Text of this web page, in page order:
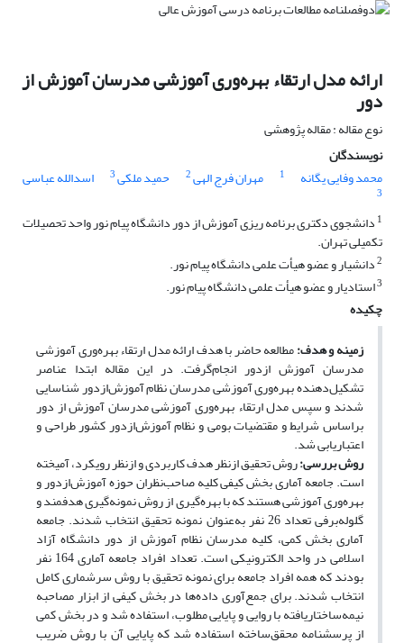
ارائه مدل ارتقاء بهره‌وری آموزشی مدرسان آموزش از
دور
نوع مقاله : مقاله پژوهشی
نویسندگان
محمد وفایی یگانه
1 مهران فرج الهی2 حمید ملکی3 اسدالله عباسی
3
1 دانشجوی دکتری برنامه ریزی آموزش از دور دانشگاه پیام نور واحد تحصیلات
تکمیلی تهران.
2دانشیار و عضو هیأت علمی دانشگاه پیام نور.
3استادیار و عضو هیأت علمی دانشگاه پیام نور.
چکیده
زمینه و هدف:مطالعه حاضر با هدف ارائه مدل ارتقاء بهره‌وری آموزشی
مدرسان آموزش ازدور انجام‌گرفت. در این مقاله ابتدا عناصر
تشکیل‌دهنده بهره‌وری آموزشی مدرسان نظام آموزش‌ازدور شناسایی
شدند و سپس مدل ارتقاء بهره‌وری آموزشی مدرسان آموزش از دور
براساس شرایط و مقتضیات بومی و نظام آموزش‌ازدور کشور طراحی و
اعتباریابی شد.
روش بررسی:روش تحقیق ازنظر هدف کاربردی و ازنظر رویکرد، آمیخته
است. جامعه آماری بخش کیفی کلیه صاحب‌نظران حوزه آموزش‌ازدور و
بهره‌وری آموزشی هستند که با بهره‌گیری از روش نمونه‌گیری هدفمند و
گلوله‌برفی تعداد 26 نفر به‌عنوان نمونه تحقیق انتخاب شدند. جامعه
آماری بخش کمی، کلیه مدرسان نظام آموزش از دور دانشگاه آزاد
اسلامی در واحد الکترونیکی است. تعداد افراد جامعه آماری 164 نفر
بودند که همه افراد جامعه برای نمونه تحقیق با روش سرشماری کامل
انتخاب شدند. برای جمع‌آوری داده‌ها در بخش کیفی از ابزار مصاحبه
نیمه‌ساختاریافته با روایی و پایایی مطلوب، استفاده شد و در بخش کمی
از پرسشنامه محقق‌ساخته استفاده شد که پایایی آن با روش ضریب